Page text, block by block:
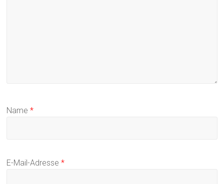
Name*
E-Mail-Adresse*